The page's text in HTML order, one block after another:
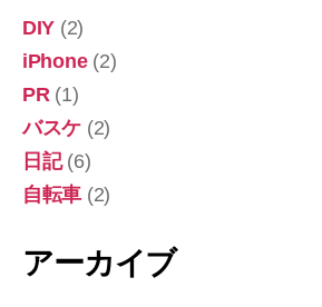
DIY (2)
iPhone(2)
PR(1)
バスケ (2)
日記(6)
自転車 (2)
アーカイブ